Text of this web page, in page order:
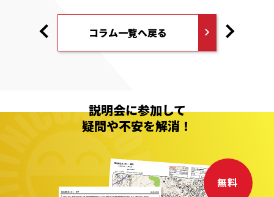
コラム一覧へ戻る
説明会に参加して
疑問や不安を解消！
無料